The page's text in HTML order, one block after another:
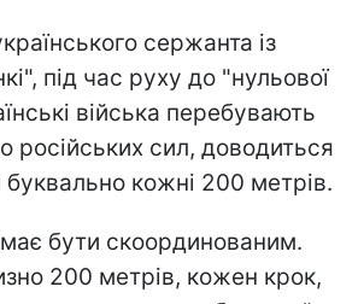
сержанта із
під час руху до "нульової
війська перебувають
російських сил, доводиться
кожні 200 метрів.
бути скоординованим.
200 метрів, кожен крок,